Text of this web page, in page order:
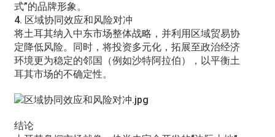
式”的品牌形象。
4. 区域协同效应和风险对冲
将土耳其纳入中东市场整体战略，并利用区域贸易协
定降低风险。同时，将投资多元化，拓展至政治经济
环境更为稳定的邻国（例如沙特阿拉伯），以平衡土
耳其市场的不确定性。
结论